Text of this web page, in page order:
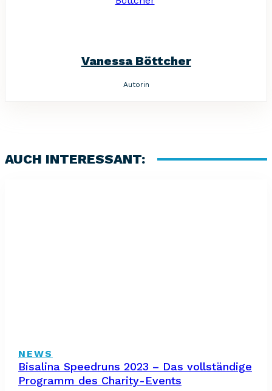
Vanessa Böttcher
Autorin
AUCH INTERESSANT:
NEWS
Bisalina Speedruns 2023 – Das vollständige
Programm des Charity-Events